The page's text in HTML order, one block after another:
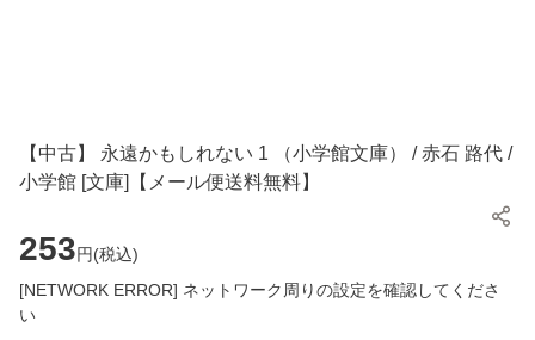
【中古】 永遠かもしれない 1 （小学館文庫） / 赤石 路代 /
小学館 [文庫]【メール便送料無料】
253円(税込)
[NETWORK ERROR] ネットワーク周りの設定を確認してくださ
い